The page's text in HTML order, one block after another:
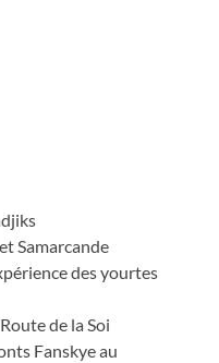
Tadjikistan, nous
isolée, au pied de
Samarcande
des yourtes
de la Soi
Fanskye au